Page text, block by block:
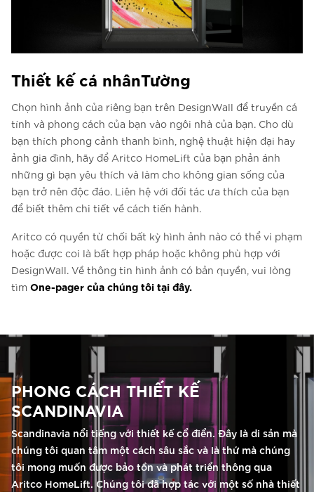
Thiết kế cá nhânTường
Chọn hình ảnh của riêng bạn trên DesignWall để truyền cá
tính và phong cách của bạn vào ngôi nhà của bạn. Cho dù
bạn thích phong cảnh thanh bình, nghệ thuật hiện đại hay
ảnh gia đình, hãy để Aritco HomeLift của bạn phản ánh
những gì bạn yêu thích và làm cho không gian sống của
bạn trở nên độc đáo. Liên hệ với đối tác ưa thích của bạn
để biết thêm chi tiết về cách tiến hành.
Aritco có quyền từ chối bất kỳ hình ảnh nào có thể vi phạm
hoặc được coi là bất hợp pháp hoặc không phù hợp với
DesignWall. Về thông tin hình ảnh có bản quyền, vui lòng
tìm One-pager của chúng tôi tại đây.
PHONG CÁCH THIẾT KẾ
SCANDINAVIA
Scandinavia nổi tiếng với thiết kế cổ điển. Đây là di sản mà
chúng tôi quan tâm một cách sâu sắc và là thứ mà chúng
tôi mong muốn được bảo tồn và phát triển thông qua
Aritco HomeLift. Chúng tôi đã hợp tác với một số nhà thiết